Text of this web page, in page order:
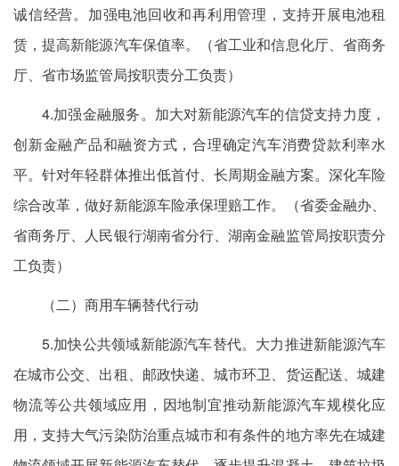
诚信经营。加强电池回收和再利用管理，支持开展电池租
赁，提高新能源汽车保值率。（省工业和信息化厅、省商务
厅、省市场监管局按职责分工负责）
4.加强金融服务。加大对新能源汽车的信贷支持力度，
创新金融产品和融资方式，合理确定汽车消费贷款利率水
平。针对年轻群体推出低首付、长周期金融方案。深化车险
综合改革，做好新能源车险承保理赔工作。（省委金融办、
省商务厅、人民银行湖南省分行、湖南金融监管局按职责分
工负责）
（二）商用车辆替代行动
5.加快公共领域新能源汽车替代。大力推进新能源汽车
在城市公交、出租、邮政快递、城市环卫、货运配送、城建
物流等公共领域应用，因地制宜推动新能源汽车规模化应
用，支持大气污染防治重点城市和有条件的地方率先在城建